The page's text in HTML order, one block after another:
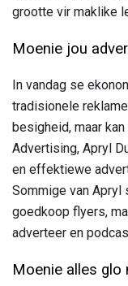
grootte vir maklike
Moenie jou
In vandag se
tradisionele
besigheid, maar
Advertising, Apryl
en effektiewe
Sommige van
goedkoop flyers,
adverteer en
Moenie alles glo